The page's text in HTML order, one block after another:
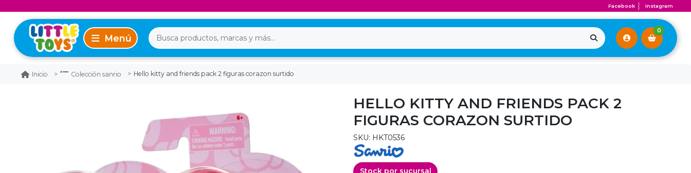
Facebook Instagram
0
Inicio Colección sanrio Hello kitty and friends pack 2 figuras corazon surtido
HELLO KITTY AND FRIENDS PACK 2
FIGURAS CORAZON SURTIDO
SKU: HKT0536
Stock por sucursal